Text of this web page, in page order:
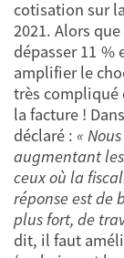
cotisation sur
2021. Alors
dépasser 11 %
amplifier le
très compliqué
la facture !
déclaré : «
augmentant
ceux où la
réponse est de
plus fort, de
dit, il faut